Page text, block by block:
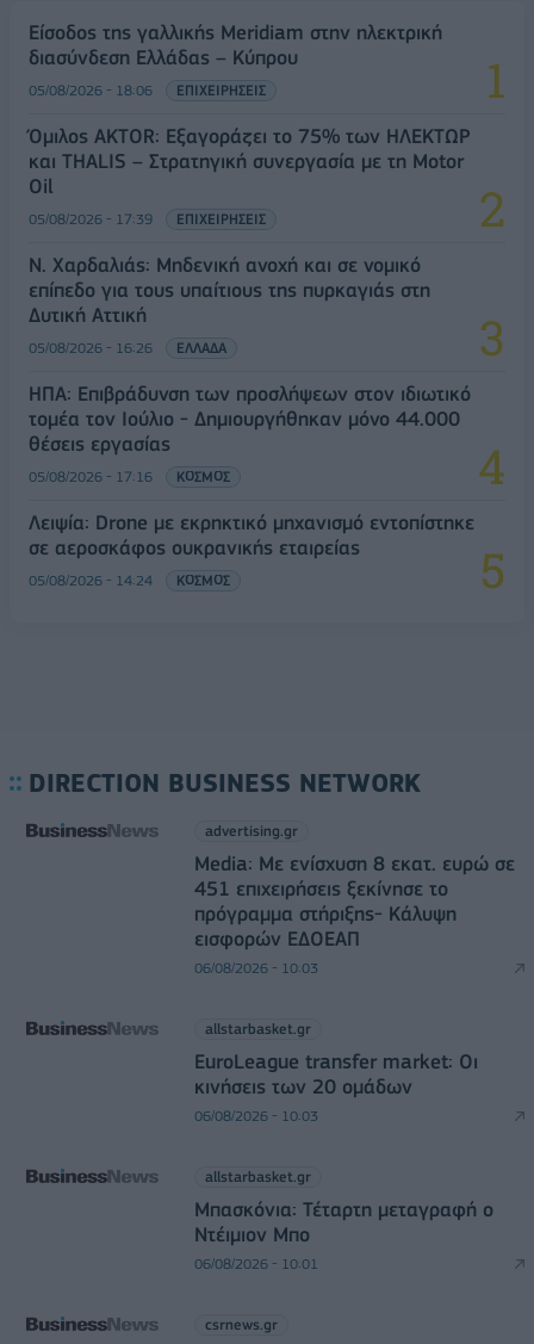
Είσοδος της γαλλικής Meridiam στην ηλεκτρική
διασύνδεση Ελλάδας – Κύπρου
05/08/2026 - 18:06 ΕΠΙΧΕΙΡΗΣΕΙΣ
Όμιλος AKTOR: Εξαγοράζει το 75% των ΗΛΕΚΤΩΡ
και THALIS – Στρατηγική συνεργασία με τη Motor
Oil
05/08/2026 - 17:39 ΕΠΙΧΕΙΡΗΣΕΙΣ
Ν. Χαρδαλιάς: Μηδενική ανοχή και σε νομικό
επίπεδο για τους υπαίτιους της πυρκαγιάς στη
Δυτική Αττική
05/08/2026 - 16:26 ΕΛΛΑΔΑ
ΗΠΑ: Επιβράδυνση των προσλήψεων στον ιδιωτικό
τομέα τον Ιούλιο - Δημιουργήθηκαν μόνο 44.000
θέσεις εργασίας
05/08/2026 - 17:16 ΚΟΣΜΟΣ
Λειψία: Drone με εκρηκτικό μηχανισμό εντοπίστηκε
σε αεροσκάφος ουκρανικής εταιρείας
05/08/2026 - 14:24 ΚΟΣΜΟΣ
DIRECTION BUSINESS NETWORK
advertising.gr
Media: Με ενίσχυση 8 εκατ. ευρώ σε
451 επιχειρήσεις ξεκίνησε το
πρόγραμμα στήριξης- Κάλυψη
εισφορών ΕΔΟΕΑΠ
06/08/2026 - 10:03
allstarbasket.gr
EuroLeague transfer market: Οι
κινήσεις των 20 ομάδων
06/08/2026 - 10:03
allstarbasket.gr
Μπασκόνια: Τέταρτη μεταγραφή ο
Ντέιμιον Μπο
06/08/2026 - 10:01
csrnews.gr